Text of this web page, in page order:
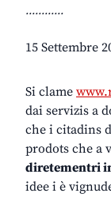
............
15 Settembre
Si clame
dai servizis a
che i citadins
prodots che a
diretementri
idee i è